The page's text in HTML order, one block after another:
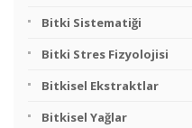
Bitki Sistematiği
Bitki Stres Fizyolojisi
Bitkisel Ekstraktlar
Bitkisel Yağlar